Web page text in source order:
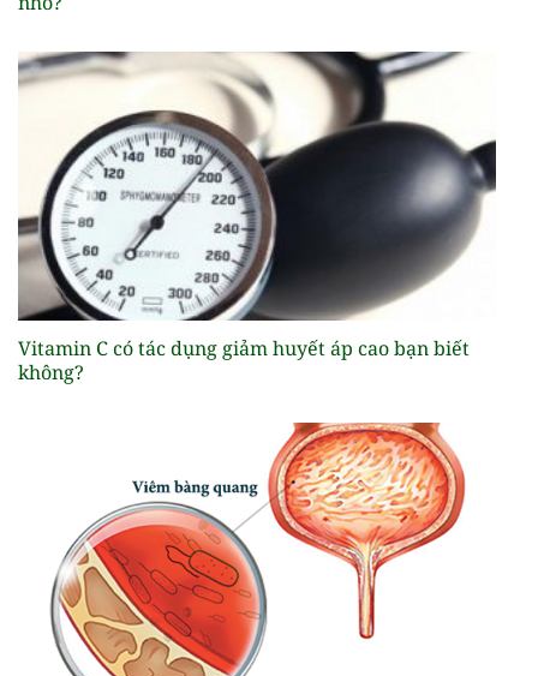
Vitamin C có tác dụng giảm huyết áp cao bạn biết
không?